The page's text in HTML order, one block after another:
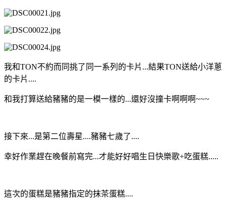
我和TON不約而同挑了同一系列的卡片...結果TON送給小洋蔥
的卡片....
和我打算送給豬豬的是一模一樣的...還好沒撞卡啊啊啊~~~
接下來...是第二位壽星....豬豬七歲了....
幸好作業趕在晚餐前寫完...才能好好唱生日快樂歌+吃蛋糕.....
這次的蛋糕是豬豬指定的抹茶蛋糕....